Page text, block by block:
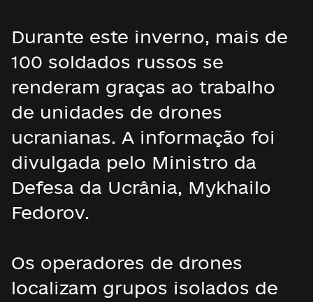
Durante este inverno, mais de
100 soldados russos se
renderam graças ao trabalho
de unidades de drones
ucranianas. A informação foi
divulgada pelo Ministro da
Defesa da Ucrânia, Mykhailo
Fedorov.
Os operadores de drones
localizam grupos isolados de